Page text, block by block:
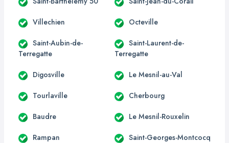
Villechien Octeville
Saint-Aubin-de-
Terregatte
Saint-Laurent-de-
Terregatte
Digosville Le Mesnil-au-Val
Tourlaville Cherbourg
Baudre Le Mesnil-Rouxelin
Rampan Saint-Georges-Montcocq